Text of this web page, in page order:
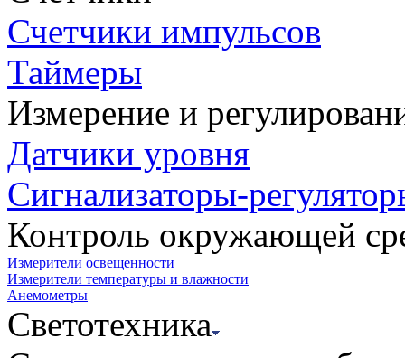
Счетчики импульсов
Таймеры
Измерение и
Датчики уровня
Сигнализаторы-
Контроль окружающей
Измерители освещенности
Измерители температуры и влажности
Анемометры
Светотехника